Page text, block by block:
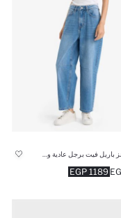
1189 EGP